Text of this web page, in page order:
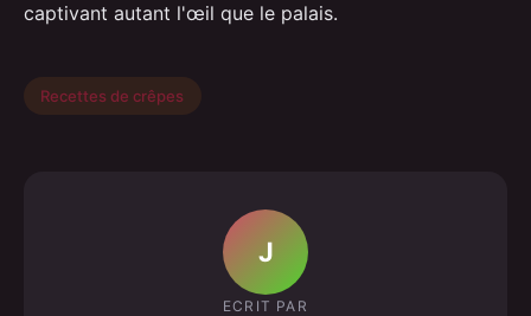
captivant autant l'œil que le palais.
Recettes de crêpes
J
ECRIT PAR